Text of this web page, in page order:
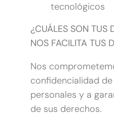
tecnológicos
¿CUÁLES SON TUS
NOS FACILITA TUS
Nos
confidencialidad
personales y a
de sus derechos.